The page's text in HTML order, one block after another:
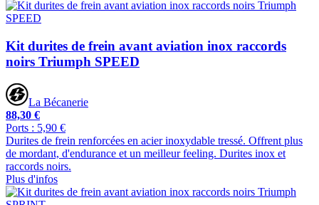
Kit durites de frein avant aviation inox raccords
noirs Triumph SPEED
La Bécanerie
88,30 €
Ports : 5,90 €
Durites de frein renforcées en acier inoxydable tressé. Offrent plus
de mordant, d'endurance et un meilleur feeling. Durites inox et
raccords noirs.
Plus d'infos